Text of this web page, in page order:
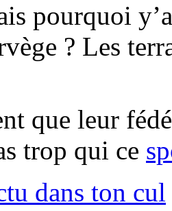
pourquoi
? Les
que leur
trop qui ce
dans ton cul